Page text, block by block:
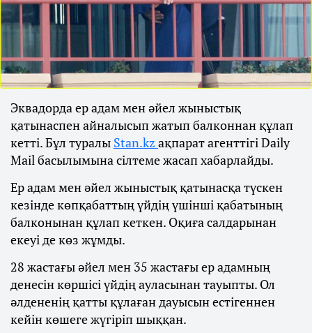
Эквадорда ер адам мен әйел жыныстық
қатынаспен айналысып жатып балконнан құлап
кетті. Бұл туралы Stan.kz ақпарат агенттігі Daily
Mail басылымына сілтеме жасап хабарлайды.
Ер адам мен әйел жыныстық қатынасқа түскен
кезінде көпқабаттың үйдің үшінші қабатының
балконынан құлап кеткен. Оқиға салдарынан
екеуі де көз жұмды.
28 жастағы әйел мен 35 жастағы ер адамның
денесін көршісі үйдің ауласынан тауыпты. Ол
әлдененің қатты құлаған дауысын естігеннен
кейін көшеге жүгіріп шыққан.